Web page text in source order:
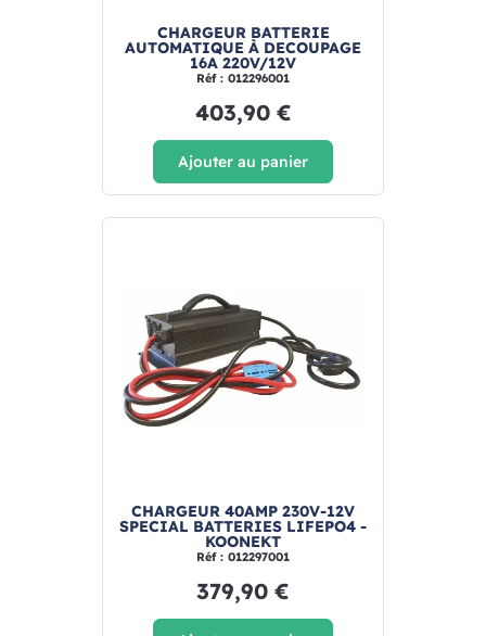
CHARGEUR BATTERIE
AUTOMATIQUE À DECOUPAGE
16A 220V/12V
Réf : 012296001
403,90 €
Ajouter au panier
CHARGEUR 40AMP 230V-12V
SPECIAL BATTERIES LIFEPO4 -
KOONEKT
Réf : 012297001
379,90 €